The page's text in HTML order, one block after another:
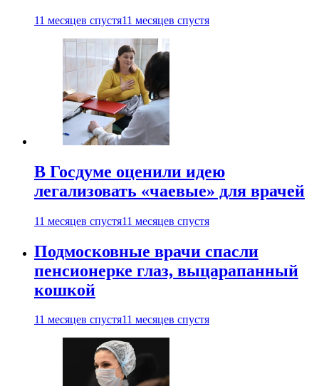
11 месяцев спустя11 месяцев спустя
В Госдуме оценили идею
легализовать «чаевые» для врачей
11 месяцев спустя11 месяцев спустя
Подмосковные врачи спасли
пенсионерке глаз, выцарапанный
кошкой
11 месяцев спустя11 месяцев спустя